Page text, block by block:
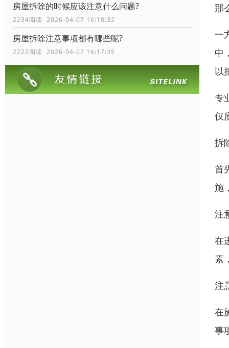
房屋拆除的时候应该注意什么问题?
2234阅读 2026-04-07 16:18:32
房屋拆除注意事项都有哪些呢?
2222阅读 2026-04-07 16:17:35
那
一
中
以
专
仅
拆
首
施
注
在
素
注
在
事